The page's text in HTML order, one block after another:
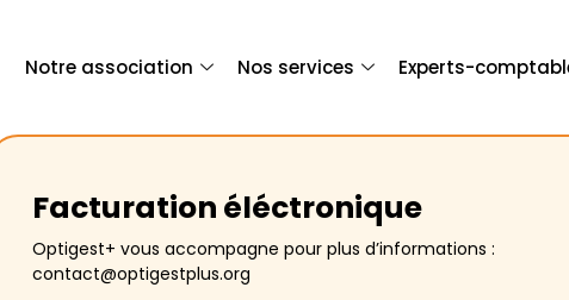
Notre association Nos services Experts-
Facturation éléctronique
Optigest+ vous accompagne pour plus d’informations :
contact@optigestplus.org